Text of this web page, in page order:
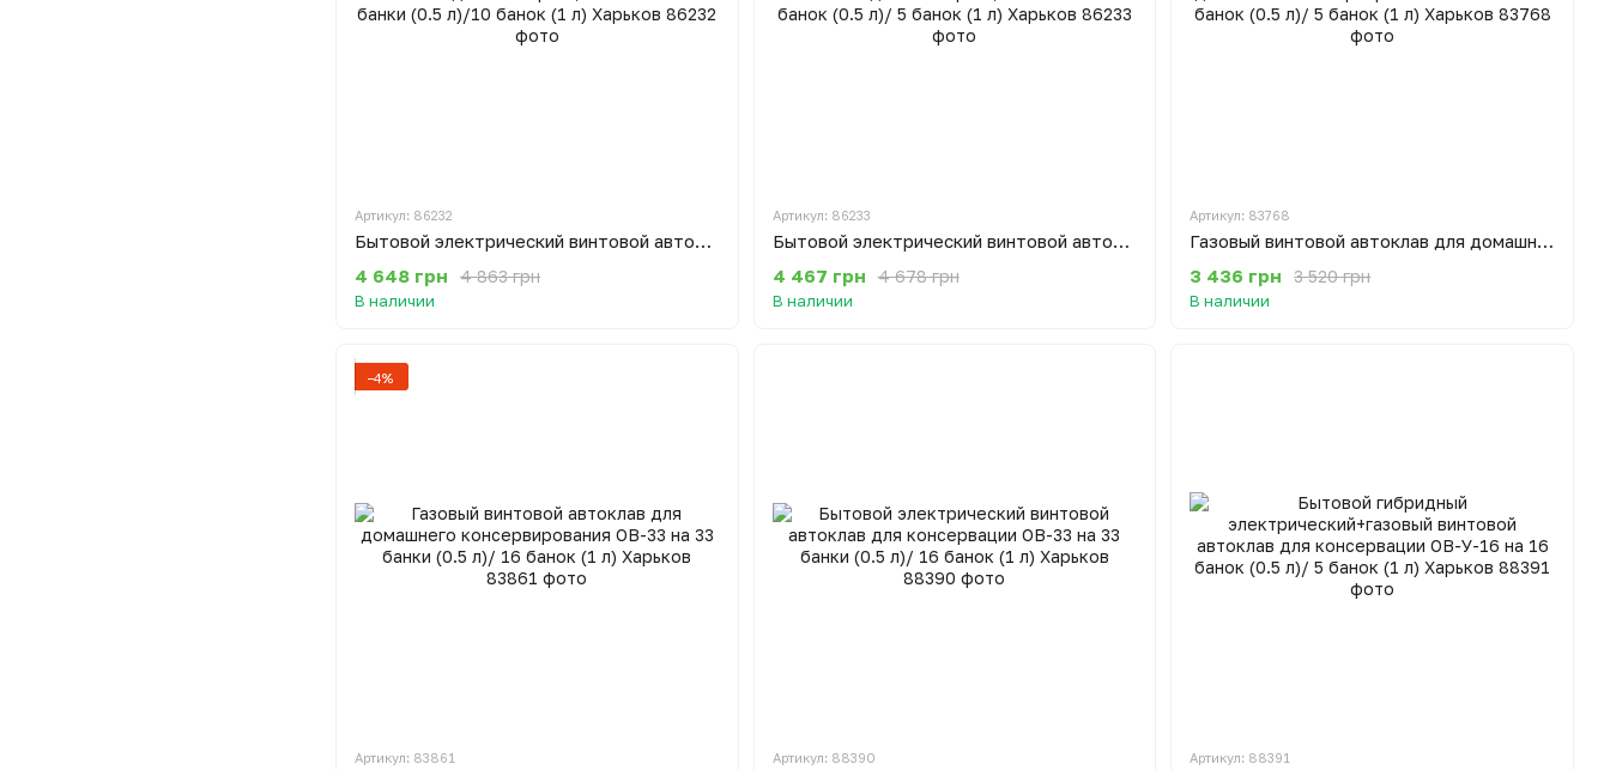
Артикул: 86232
Бытовой электрический винтовой автоклав для консервации ОВ-24 на 24 банки (0.5 л)/10 банок (1 л) Харьков
4 863 грн
4 648 грн
В наличии
Артикул: 86233
Бытовой электрический винтовой автоклав для консервации ОВ-16 на 16 банок (0.5 л)/ 5 банок (1 л) Харьков
4 678 грн
4 467 грн
В наличии
Артикул: 83768
Газовый винтовой автоклав для домашнего консервирования ОВ-16 на 16 банок (0.5 л)/ 5 банок (1 л) Харьков
3 520 грн
3 436 грн
В наличии
−4%
Артикул: 83861 Артикул: 88390 Артикул: 88391